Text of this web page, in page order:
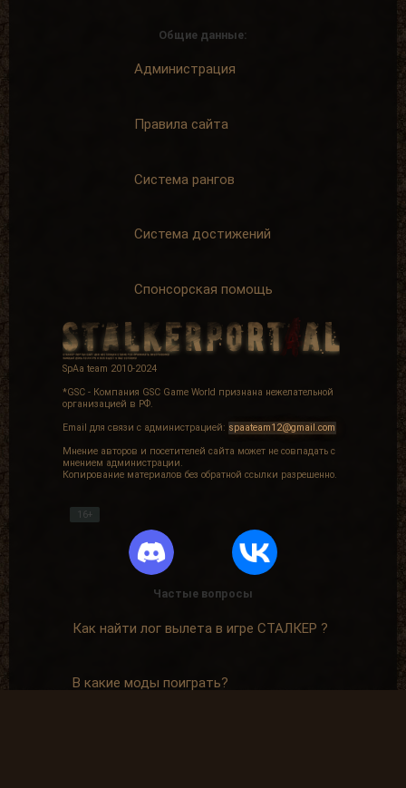
Общие данные:
Администрация
Правила сайта
Система рангов
Система достижений
Спонсорская помощь
SpAa team 2010-2024
*GSC - Компания GSC Game World признана нежелательной
организацией в РФ.
Email для связи с администрацией: spaateam12@gmail.com
Мнение авторов и посетителей сайта может не совпадать с
мнением администрации.
Копирование материалов без обратной ссылки разрешенно.
16+
Частые вопросы
Как найти лог вылета в игре СТАЛКЕР ?
В какие моды поиграть?